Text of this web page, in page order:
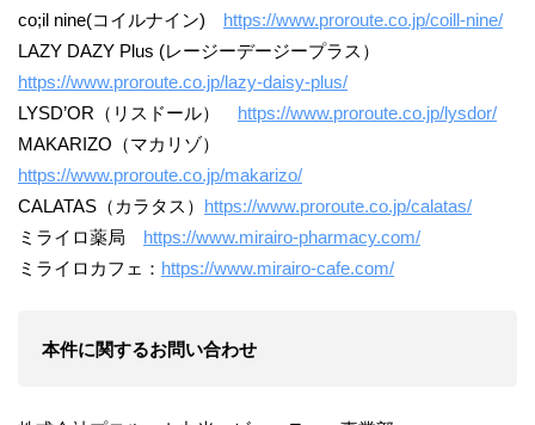
co;il nine(コイルナイン) https://www.proroute.co.jp/coill-nine/
LAZY DAZY Plus (レージーデージープラス）
https://www.proroute.co.jp/lazy-daisy-plus/
LYSD’OR（リスドール） https://www.proroute.co.jp/lysdor/
MAKARIZO（マカリゾ）
https://www.proroute.co.jp/makarizo/
CALATAS（カラタス） https://www.proroute.co.jp/calatas/
ミライロ薬局 https://www.mirairo-pharmacy.com/
ミライロカフェ： https://www.mirairo-cafe.com/
本件に関するお問い合わせ